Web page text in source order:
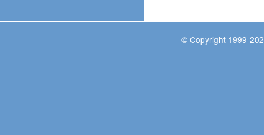
© Copyright 1999-